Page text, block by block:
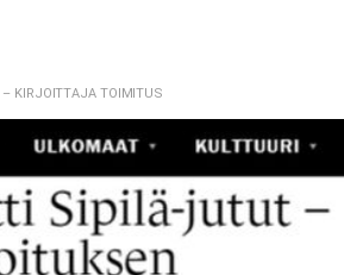
– KIRJOITTAJA TOIMITUS